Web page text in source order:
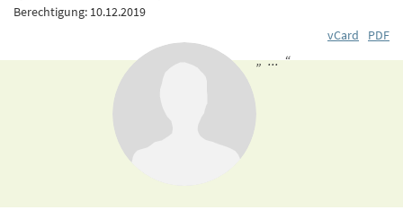
Berechtigung: 10.12.2019
vCard
PDF
„ ... “